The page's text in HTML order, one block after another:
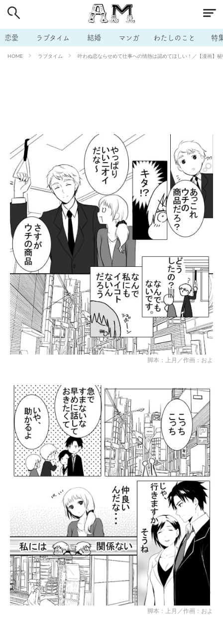
恋愛 ラブタイム 結婚 マンガ わたしのこと 特
HOME ラブタイム 叶わぬ恋ならせめて仕事への情熱は認めてほしい！／【漫画】
脚本：上月／作画：およ
脚本：上月／作画：およ
# 男の本音 # セフレ
# 不倫 # 出会う方法 # マッチングアプリ
# ラブグッズ # 体の相性 # イケない